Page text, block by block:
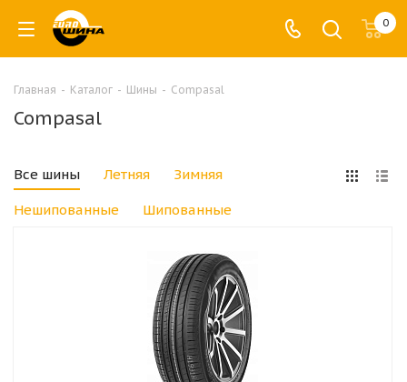
0
Главная - Каталог - Шины - Compasal
Compasal
Все шины Летняя Зимняя
Нешипованные Шипованные